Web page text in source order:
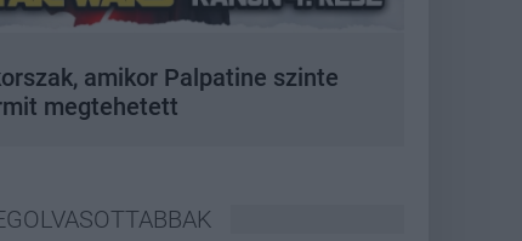
amikor Palpatine szinte
megtehetett